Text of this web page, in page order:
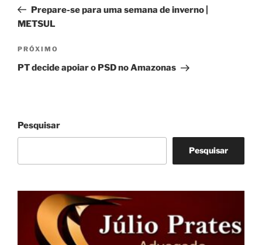
Post
anterior
Prepare-se para uma semana de inverno |
METSUL
Próximo
post
PRÓXIMO
PT decide apoiar o PSD no Amazonas
Pesquisar
Pesquisar